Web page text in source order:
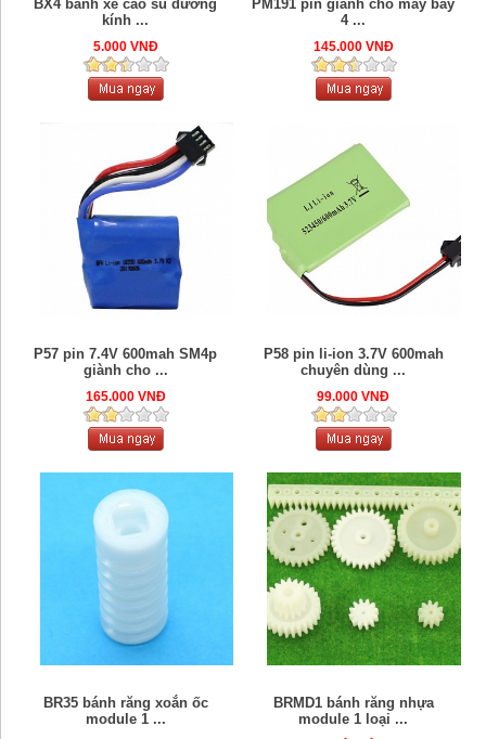
BX4 bánh xe cao su đường
kính ...
5.000 VNĐ
PM191 pin giành cho máy bay
4 ...
145.000 VNĐ
P57 pin 7.4V 600mah SM4p
giành cho ...
165.000 VNĐ
P58 pin li-ion 3.7V 600mah
chuyên dùng ...
99.000 VNĐ
BR35 bánh răng xoắn ốc
module 1 ...
BRMD1 bánh răng nhựa
module 1 loại ...